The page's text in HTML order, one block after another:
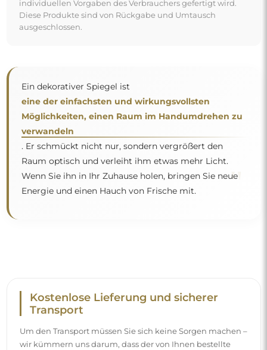
individuellen Vorgaben des Verbrauchers gefertigt wird.
Diese Produkte sind von Rückgabe und Umtausch
ausgeschlossen.
Ein dekorativer Spiegel ist
eine der einfachsten und wirkungsvollsten
Möglichkeiten, einen Raum im Handumdrehen zu
verwandeln
. Er schmückt nicht nur, sondern vergrößert den
Raum optisch und verleiht ihm etwas mehr Licht.
Wenn Sie ihn in Ihr Zuhause holen, bringen Sie neue
Energie und einen Hauch von Frische mit.
"
Kostenlose Lieferung und sicherer
Transport
Um den Transport müssen Sie sich keine Sorgen machen –
wir kümmern uns darum, dass der von Ihnen bestellte